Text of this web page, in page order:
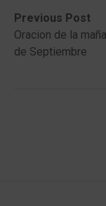
Post
navigation
Previous Post
Previous
post:Oracion de la
de Septiembre
Next
post: